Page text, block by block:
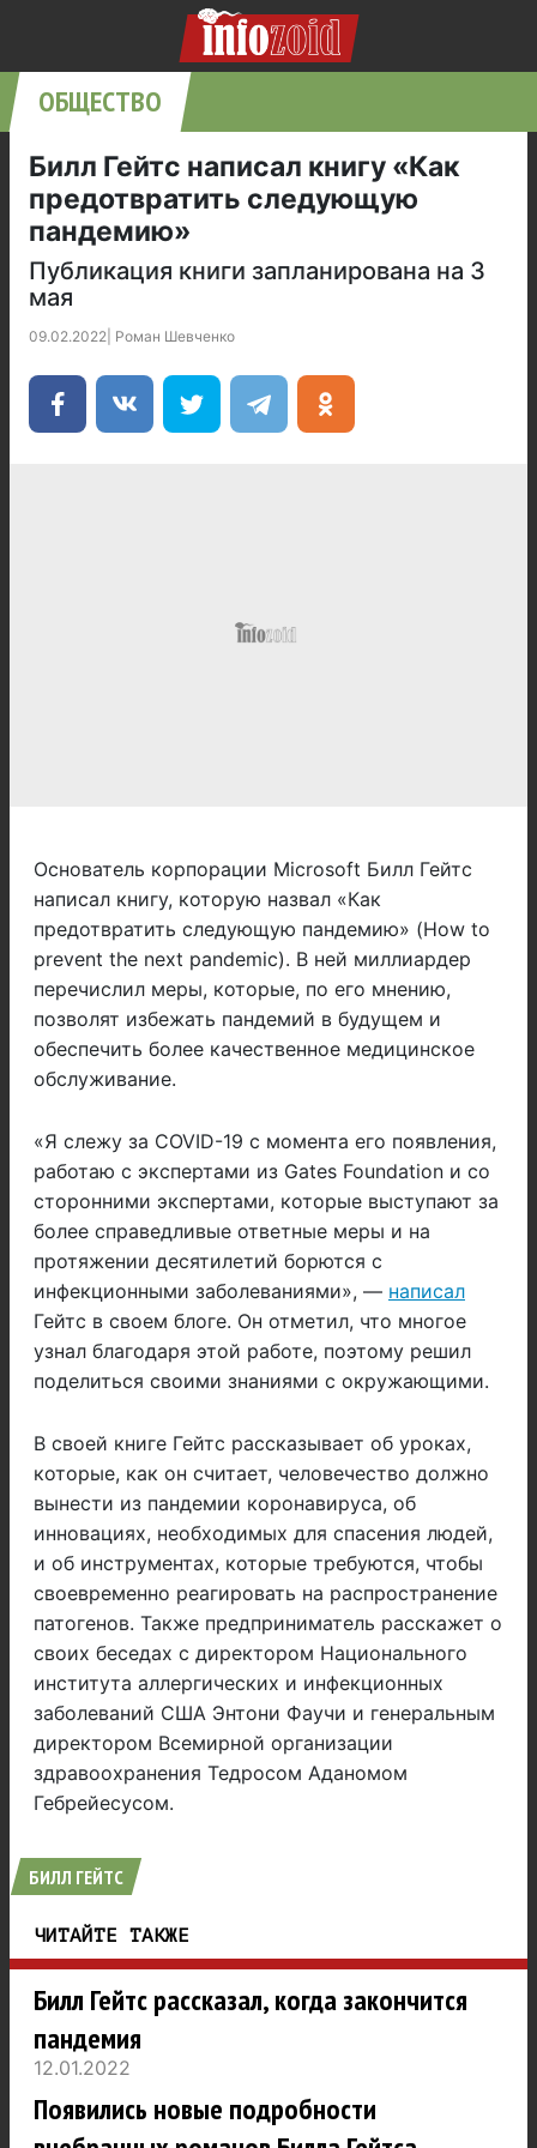
ОБЩЕСТВО
Билл Гейтс написал книгу «Как
предотвратить следующую
пандемию»
Публикация книги запланирована на 3
мая
09.02.2022 Роман Шевченко
Основатель корпорации Microsoft Билл Гейтс
написал книгу, которую назвал «Как
предотвратить следующую пандемию» (How to
prevent the next pandemic). В ней миллиардер
перечислил меры, которые, по его мнению,
позволят избежать пандемий в будущем и
обеспечить более качественное медицинское
обслуживание.
«Я слежу за COVID-19 с момента его появления,
работаю с экспертами из Gates Foundation и со
сторонними экспертами, которые выступают за
более справедливые ответные меры и на
протяжении десятилетий борются с
инфекционными заболеваниями», — написал
Гейтс в своем блоге. Он отметил, что многое
узнал благодаря этой работе, поэтому решил
поделиться своими знаниями с окружающими.
В своей книге Гейтс рассказывает об уроках,
которые, как он считает, человечество должно
вынести из пандемии коронавируса, об
инновациях, необходимых для спасения людей,
и об инструментах, которые требуются, чтобы
своевременно реагировать на распространение
патогенов. Также предприниматель расскажет о
своих беседах с директором Национального
института аллергических и инфекционных
заболеваний США Энтони Фаучи и генеральным
директором Всемирной организации
здравоохранения Тедросом Аданомом
Гебрейесусом.
БИЛЛ ГЕЙТС
ЧИТАЙТЕ ТАКЖЕ
Билл Гейтс рассказал, когда закончится
пандемия
12.01.2022
Появились новые подробности